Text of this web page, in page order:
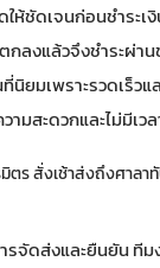
ห้ชัดเจนก่อนชำระเ
กลงแล้วจึงชำระผ่า
นิยมเพราะรวดเร็ว
มสะดวกและไม่มีเว
ตร สั่งเช้าส่งถึงศาลา
จัดส่งและยืนยัน ทีม